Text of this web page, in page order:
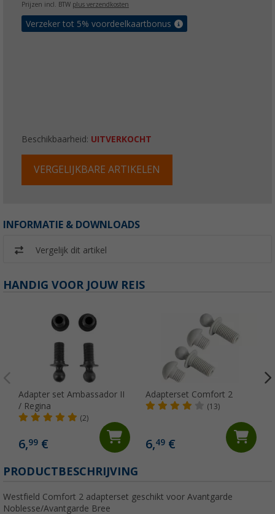
Prijzen incl. BTW plus verzendkosten
Verzeker tot 5% voordeelkaartbonus
Beschikbaarheid: UITVERKOCHT
VERGELIJKBARE ARTIKELEN
INFORMATIE & DOWNLOADS
Vergelijk dit artikel
HANDIG VOOR JOUW REIS
Adapter set Ambassador II
/ Regina
(2)
6,99 €
Adapterset Comfort 2
(13)
6,49€
PRODUCTBESCHRIJVING
Westfield Comfort 2 adapterset geschikt voor Avantgarde
Noblesse/Avantgarde Bree